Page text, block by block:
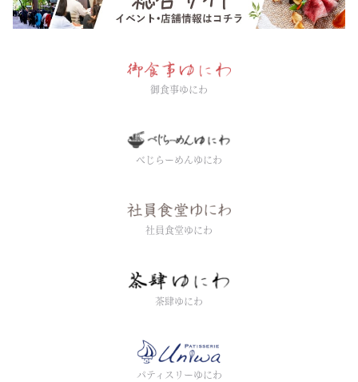
御食事ゆにわ
べじらーめんゆにわ
社員食堂ゆにわ
茶肆ゆにわ
パティスリーゆにわ